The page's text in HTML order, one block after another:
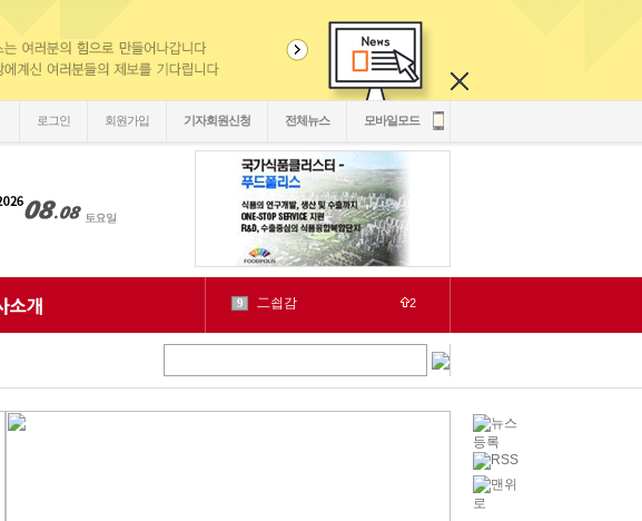
로그인 회원가입 기자회원신청 전체뉴스 모바일모드
9 二쇱감
2
1
cctv
1
2
LH
1